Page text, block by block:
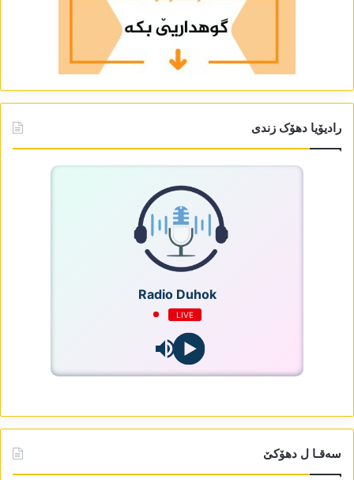
رادیۆیا دھۆک زندی
Radio Duhok
LIVE
سەقـا ل دھۆکێ